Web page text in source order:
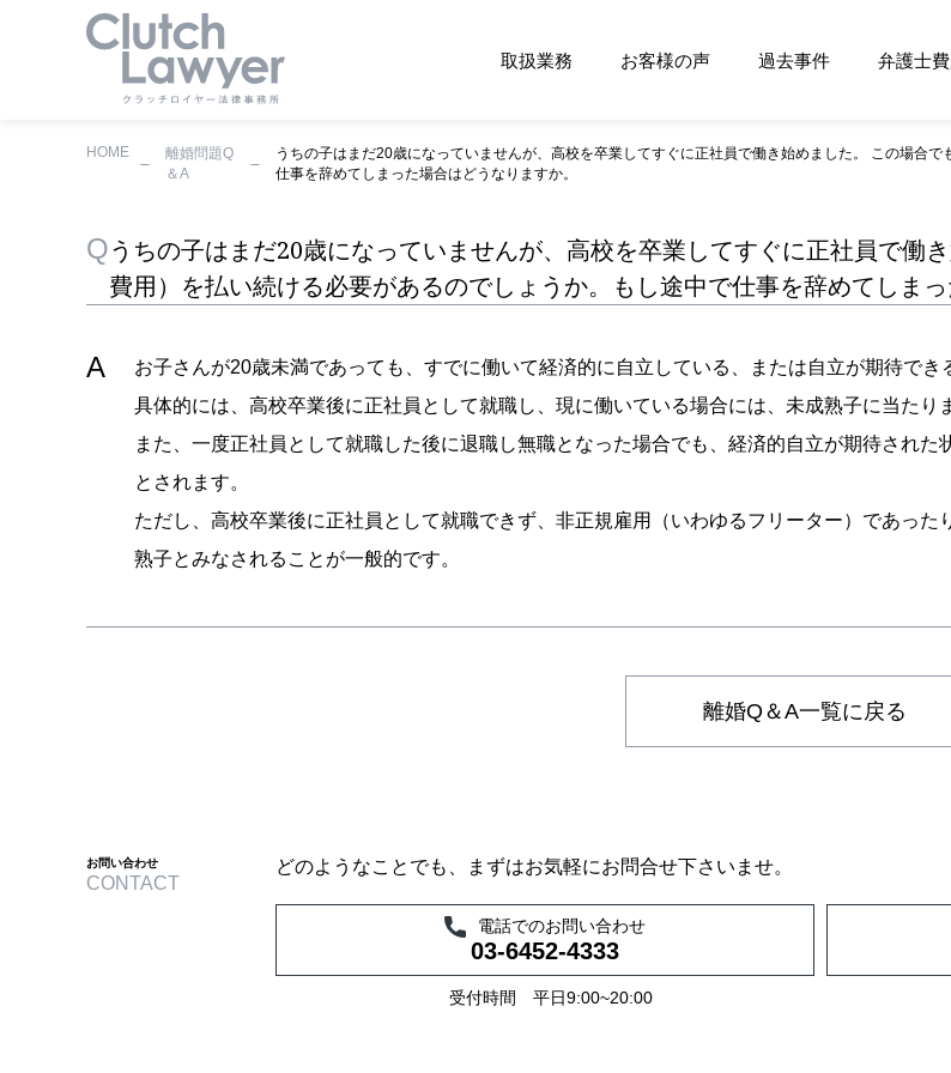
取扱業務 お客様の声 過去事件 弁護士
HOME
離婚問題Q
＆A
うちの子はまだ20歳になっていませんが、高校を卒業してすぐに正社員で働き始めました。 この場合
仕事を辞めてしまった場合はどうなりますか。
うちの子はまだ20歳になっていませんが、高校を卒業してすぐに正社員で働
費用）を払い続ける必要があるのでしょうか。もし途中で仕事を辞めてしまっ
お子さんが20歳未満であっても、すでに働いて経済的に自立している、または自立が期待で
具体的には、高校卒業後に正社員として就職し、現に働いている場合には、未成熟子に当たり
また、一度正社員として就職した後に退職し無職となった場合でも、経済的自立が期待され
とされます。
ただし、高校卒業後に正社員として就職できず、非正規雇用（いわゆるフリーター）であっ
熟子とみなされることが一般的です。
離婚Q＆A一覧に戻る
お問い合わせ
CONTACT
どのようなことでも、まずはお気軽にお問合せ下さいませ。
電話でのお問い合わせ
03-6452-4333
受付時間 平日9:00~20:00